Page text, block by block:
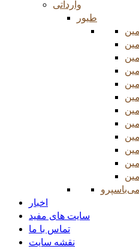
وارداتی
طیور
باسپرو
اخبار
سایت های مفید
تماس با ما
نقشه سایت